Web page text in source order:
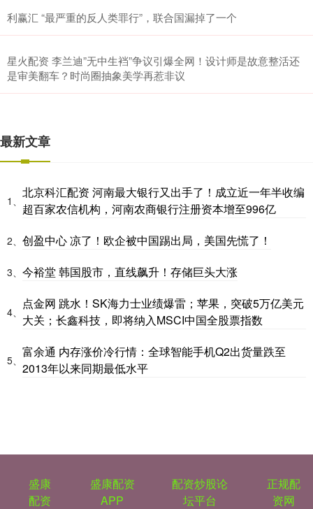
利赢汇 “最严重的反人类罪行”，联合国漏掉了一个
星火配资 李兰迪”无中生裆”争议引爆全网！设计师是故意整活还
是审美翻车？时尚圈抽象美学再惹非议
最新文章
1、
北京科汇配资 河南最大银行又出手了！成立近一年半收编
超百家农信机构，河南农商银行注册资本增至996亿
2、 创盈中心 凉了！欧企被中国踢出局，美国先慌了！
3、 今裕堂 韩国股市，直线飙升！存储巨头大涨
4、
点金网 跳水！SK海力士业绩爆雷；苹果，突破5万亿美元
大关；长鑫科技，即将纳入MSCI中国全股票指数
5、
富余通 内存涨价冷行情：全球智能手机Q2出货量跌至
2013年以来同期最低水平
盛康
配资
盛康配资
APP
配资炒股论
坛平台
正规配
资网